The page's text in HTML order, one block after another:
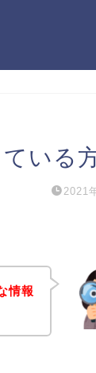
いる
2021
情報